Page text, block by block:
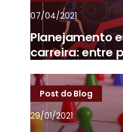
07/04/2021
Planejamento
carreira: entre
Post do Blog
29/01/2021